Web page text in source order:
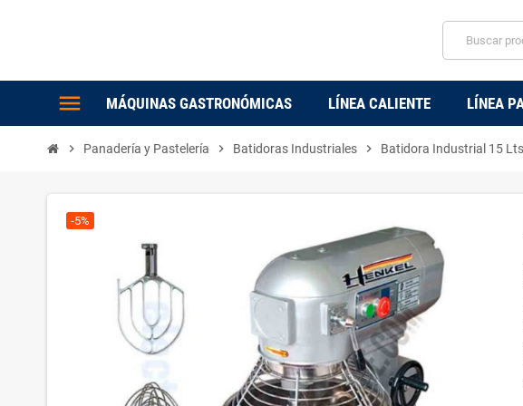
menu MÁQUINAS GASTRONÓMICAS LÍNEA CALIENTE LÍNEA
chevron_right Panadería y Pastelería chevron_right Batidoras Industriales chevron_right Batidora Industrial 15 Lts
-5%